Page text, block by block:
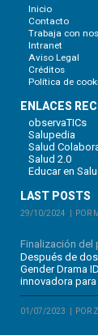
Inicio
Contacto
Trabaja con
Intranet
Aviso Legal
Créditos
Política de
ENLACES
observaTICs
Salupedia
Salud
Salud 2.0
Educar en
LAST POSTS
29/10/2024 POR
Finalización del
Después de
Gender Drama
innovadora para
01/07/2023 POR